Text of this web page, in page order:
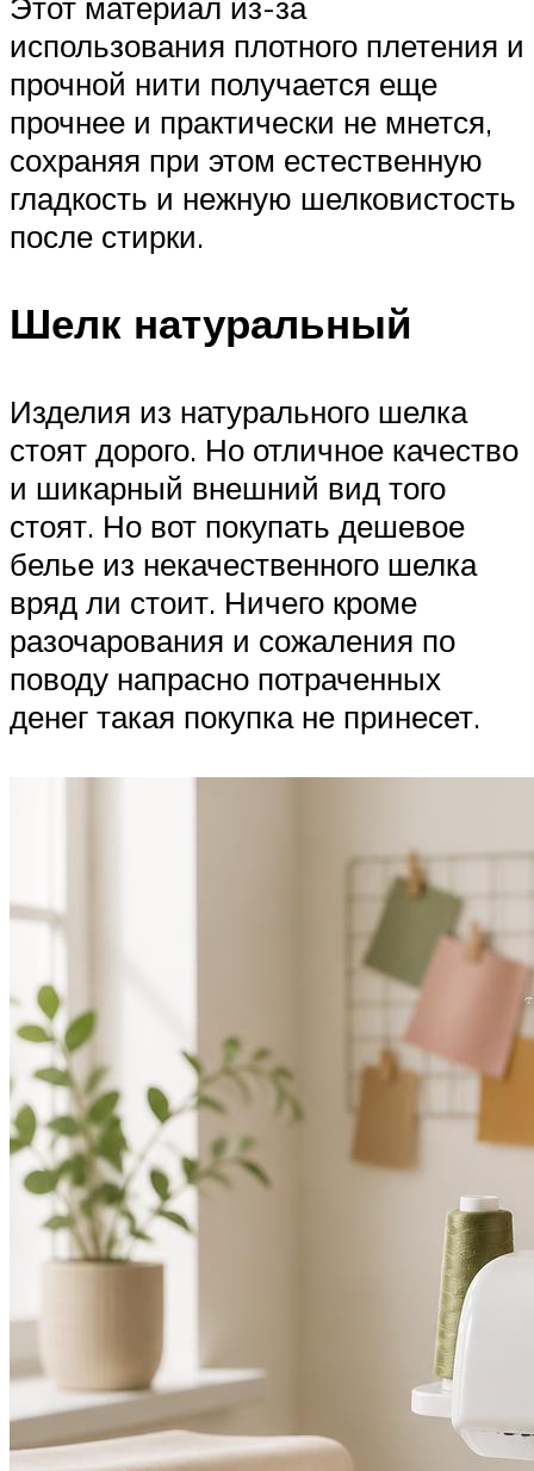
использования плотного плетения и
прочной нити получается еще
прочнее и практически не мнется,
сохраняя при этом естественную
гладкость и нежную шелковистость
после стирки.
Шелк натуральный
Изделия из натурального шелка
стоят дорого. Но отличное качество
и шикарный внешний вид того
стоят. Но вот покупать дешевое
белье из некачественного шелка
вряд ли стоит. Ничего кроме
разочарования и сожаления по
поводу напрасно потраченных
денег такая покупка не принесет.